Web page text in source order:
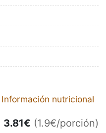
Información nutricional
3.81€ (1.9€/porción)